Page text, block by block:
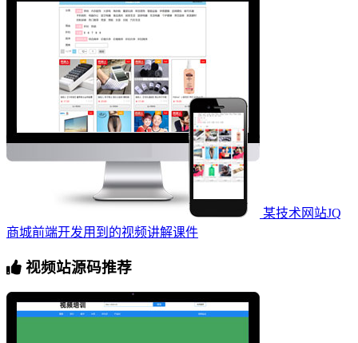
某技术网站JQ
商城前端开发用到的视频讲解课件
视频站源码推荐